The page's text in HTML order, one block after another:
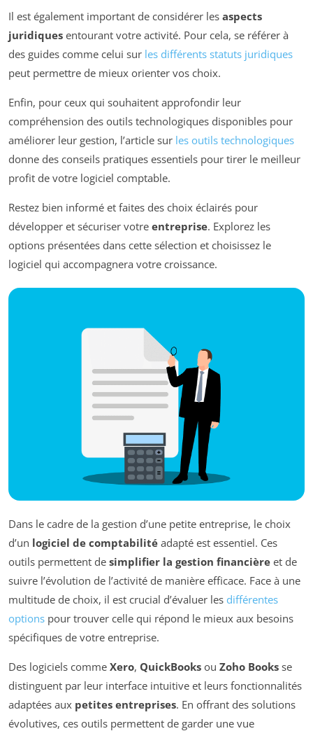
Il est également important de considérer les aspects
juridiques entourant votre activité. Pour cela, se référer à
des guides comme celui sur les différents statuts juridiques
peut permettre de mieux orienter vos choix.
Enfin, pour ceux qui souhaitent approfondir leur
compréhension des outils technologiques disponibles pour
améliorer leur gestion, l’article sur les outils technologiques
donne des conseils pratiques essentiels pour tirer le meilleur
profit de votre logiciel comptable.
Restez bien informé et faites des choix éclairés pour
développer et sécuriser votre entreprise. Explorez les
options présentées dans cette sélection et choisissez le
logiciel qui accompagnera votre croissance.
Dans le cadre de la gestion d’une petite entreprise, le choix
d’un logiciel de comptabilité adapté est essentiel. Ces
outils permettent de simplifier la gestion financière et de
suivre l’évolution de l’activité de manière efficace. Face à une
multitude de choix, il est crucial d’évaluer les différentes
options pour trouver celle qui répond le mieux aux besoins
spécifiques de votre entreprise.
Des logiciels comme Xero, QuickBooks ou Zoho Books se
distinguent par leur interface intuitive et leurs fonctionnalités
adaptées aux petites entreprises. En offrant des solutions
évolutives, ces outils permettent de garder une vue